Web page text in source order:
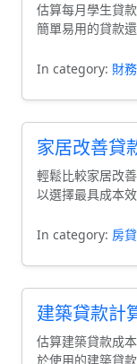
估算每月學生貸
簡單易用的貸款
In category: 財務
家居改善貸
輕鬆比較家居改
以選擇最具成本
In category: 房
建築貸款計
估算建築貸款成
於使用的建築貸